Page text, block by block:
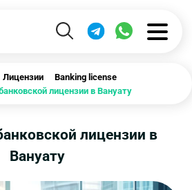
Лицензии
Banking license
лицензии в Вануату
лицензии в
Вануату